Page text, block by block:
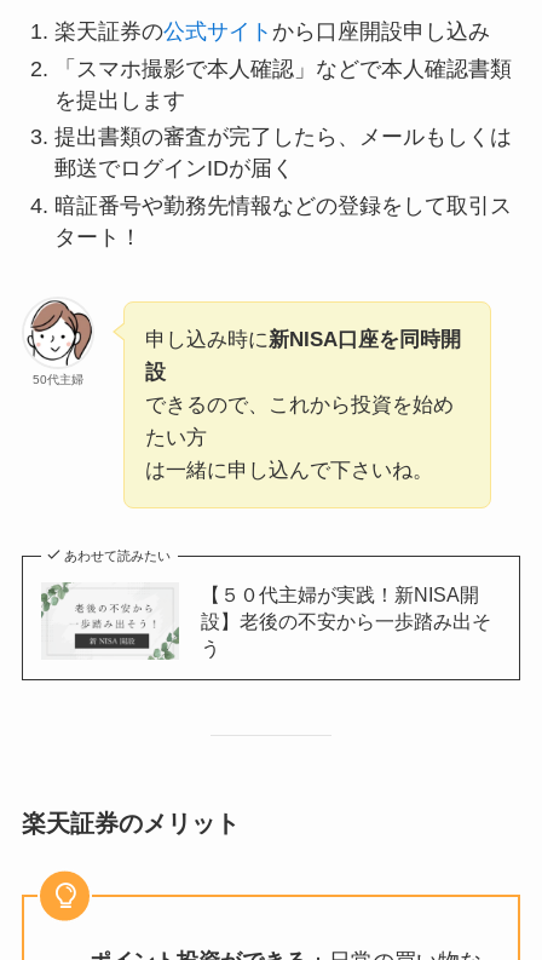
楽天証券の公式サイト から口座開設申し込み
「スマホ撮影で本人確認」などで本人確認書類
を提出します
提出書類の審査が完了したら、メールもしくは
郵送でログインIDが届く
暗証番号や勤務先情報などの登録をして取引ス
タート！
50代主婦
申し込み時に新NISA口座を同時開
設
できるので、これから投資を始め
たい方
は一緒に申し込んで下さいね。
あわせて読みたい
【５０代主婦が実践！新NISA開
設】老後の不安から一歩踏み出そ
う
楽天証券のメリット